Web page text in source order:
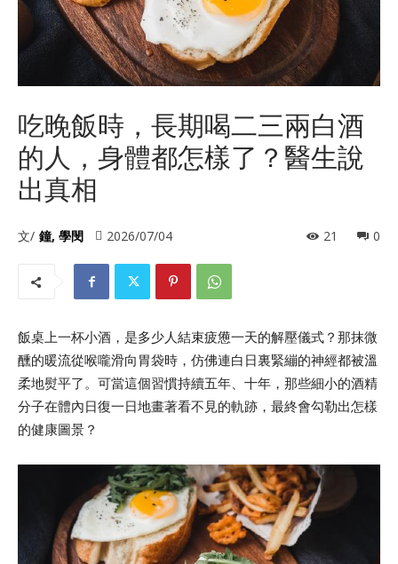
吃晚飯時，長期喝二三兩白酒
的人，身體都怎樣了？醫生說
出真相
文/ 鐘, 學閔 2026/07/04 0
21
飯桌上一杯小酒，是多少人結束疲憊一天的解壓儀式？那抹微
醺的暖流從喉嚨滑向胃袋時，仿佛連白日裏緊繃的神經都被溫
柔地熨平了。可當這個習慣持續五年、十年，那些細小的酒精
分子在體內日復一日地畫著看不見的軌跡，最終會勾勒出怎樣
的健康圖景？